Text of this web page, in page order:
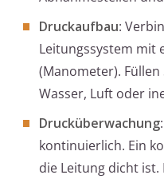
Druckaufbau:
Leitungssystem mit
(Manometer).
Wasser, Luft oder
Drucküberwachung
kontinuierlich. Ein
die Leitung dicht